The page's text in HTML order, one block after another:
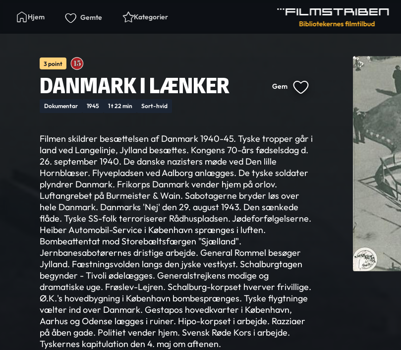
Hjem Gemte Kategorier
3 point
DANMARK I LÆNKER Gem
Dokumentar 1945 1 t 22 min Sort-hvid
Filmen skildrer besættelsen af Danmark 1940-45. Tyske tropper går i
land ved Langelinje, Jylland besættes. Kongens 70-års fødselsdag d.
26. september 1940. De danske nazisters møde ved Den lille
Hornblæser. Flyvepladsen ved Aalborg anlægges. De tyske soldater
plyndrer Danmark. Frikorps Danmark vender hjem på orlov.
Luftangrebet på Burmeister & Wain. Sabotagerne bryder løs over
hele Danmark. Danmarks 'Nej' den 29. august 1943. Den sænkede
flåde. Tyske SS-folk terroriserer Rådhuspladsen. Jødeforfølgelserne.
Heiber Automobil-Service i København sprænges i luften.
Bombeattentat mod Storebæltsfærgen "Sjælland".
Jernbanesabotørernes dristige arbejde. General Rommel besøger
Jylland. Fæstningsvolden langs den jyske vestkyst. Schalburgtagen
begynder - Tivoli ødelægges. Generalstrejkens modige og
dramatiske uge. Frøslev-Lejren. Schalburg-korpset hverver frivillige.
Ø.K.'s hovedbygning i København bombesprænges. Tyske flygtninge
vælter ind over Danmark. Gestapos hovedkvarter i København,
Aarhus og Odense lægges i ruiner. Hipo-korpset i arbejde. Razziaer
på åben gade. Politiet vender hjem. Svensk Røde Kors i arbejde.
Tyskernes kapitulation den 4. maj om aftenen.